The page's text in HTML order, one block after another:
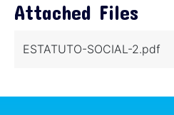
Attached Files
ESTATUTO-SOCIAL-2.pdf